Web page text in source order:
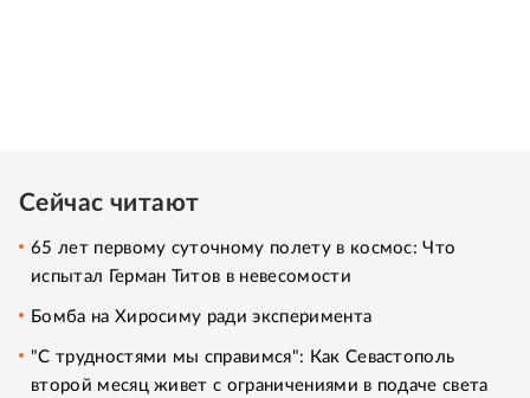
Сейчас читают
65 лет первому суточному полету в космос: Что
испытал Герман Титов в невесомости
Бомба на Хиросиму ради эксперимента
"С трудностями мы справимся": Как Севастополь
второй месяц живет с ограничениями в подаче света